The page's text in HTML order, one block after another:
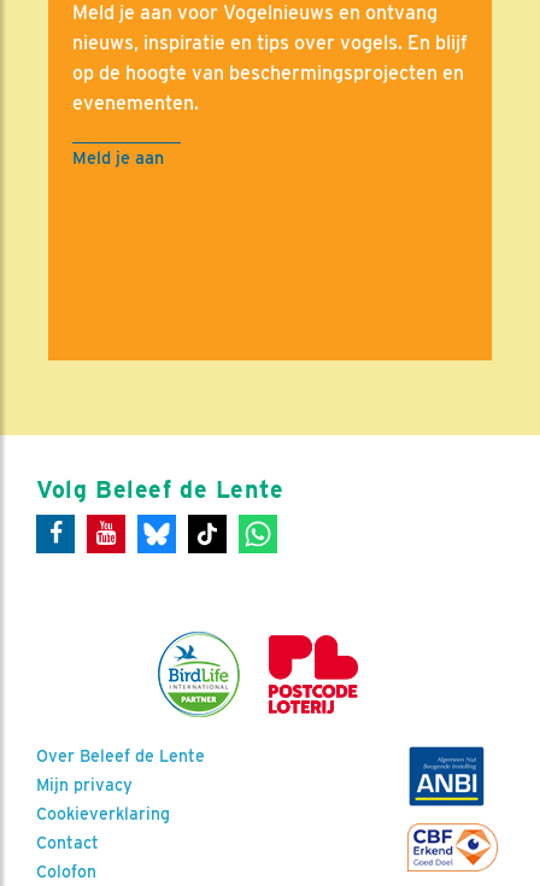
Meld je aan voor Vogelnieuws en ontvang
nieuws, inspiratie en tips over vogels. En blijf
op de hoogte van beschermingsprojecten en
evenementen.
Meld je aan
Volg Beleef de Lente
Over Beleef de Lente
Mijn privacy
Cookieverklaring
Contact
Colofon